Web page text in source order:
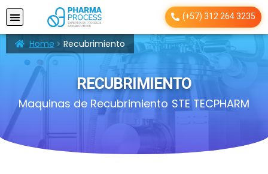
(+57) 312 264 3235
RECUBRIMIENTO
Maquinas de Recubrimiento STE TECPHARM
Home Recubrimiento